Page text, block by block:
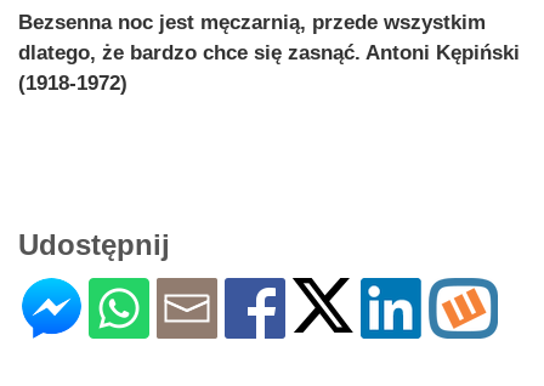
Bezsenna noc jest męczarnią, przede wszystkim
dlatego, że bardzo chce się zasnąć. Antoni Kępiński
(1918-1972)
Udostępnij